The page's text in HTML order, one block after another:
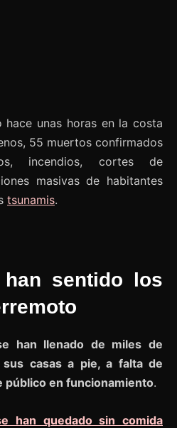
unas horas en la costa
55 muertos confirmados
incendios, cortes de
masivas de habitantes
tsunamis.
sentido los
han llenado de miles de
casas a pie, a falta de
en funcionamiento.
han quedado sin comida